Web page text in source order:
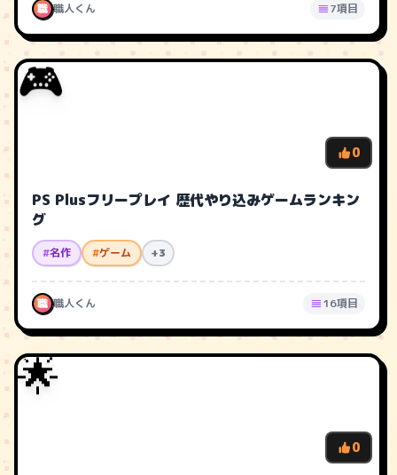
職 職人くん 7項目
🎮
0
PS Plusフリープレイ 歴代やり込みゲームランキン
グ
#名作 #ゲーム +3
職 職人くん 16項目
🌟
0